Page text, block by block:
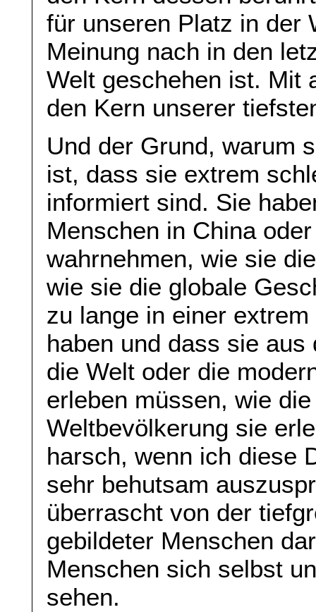
für unseren Platz in der
Meinung nach in den
Welt geschehen ist. Mit
den Kern unserer
Und der Grund, warum
ist, dass sie extrem
informiert sind. Sie
Menschen in China
wahrnehmen, wie sie
wie sie die globale
zu lange in einer
haben und dass sie
die Welt oder die
erleben müssen, wie
Weltbevölkerung sie
harsch, wenn ich diese
sehr behutsam
überrascht von der
gebildeter Menschen
Menschen sich selbst
sehen.